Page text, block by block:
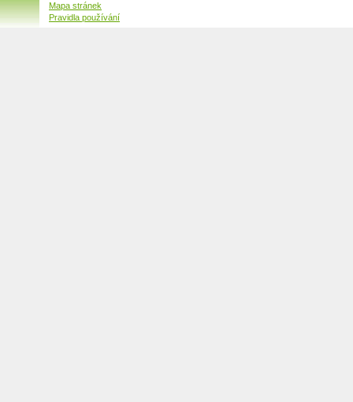
Mapa stránek
Pravidla používání